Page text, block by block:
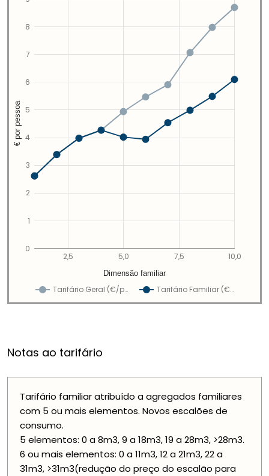
Tarifário Geral (€/p… Tarifário Familiar (€…
2,5 5,0 7,5 10,0
0
1
2
3
4
5
6
7
8
Dimensão familiar
€ por pessoa
Notas ao tarifário
Tarifário familiar atribuído a agregados familiares
com 5 ou mais elementos. Novos escalões de
consumo.
5 elementos: 0 a 8m3, 9 a 18m3, 19 a 28m3, >28m3.
6 ou mais elementos: 0 a 11m3, 12 a 21m3, 22 a
31m3, >31m3(redução do preço do escalão para